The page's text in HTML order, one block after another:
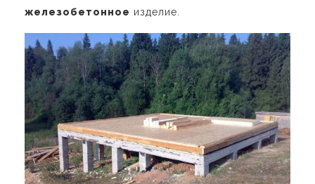
железобетонное изделие.